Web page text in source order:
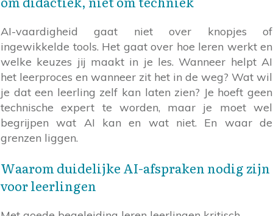
AI-vaardigheid gaat niet over knopjes of
ingewikkelde tools. Het gaat over hoe leren werkt en
welke keuzes jij maakt in je les. Wanneer helpt AI
het leerproces en wanneer zit het in de weg? Wat wil
je dat een leerling zelf kan laten zien? Je hoeft geen
technische expert te worden, maar je moet wel
begrijpen wat AI kan en wat niet. En waar de
grenzen liggen.
Waarom duidelijke AI-afspraken nodig zijn
voor leerlingen